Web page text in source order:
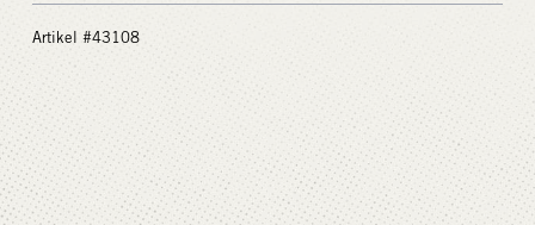
Artikel #43108